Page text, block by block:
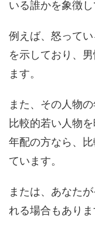
いる誰かを象徴
例えば、怒って
を示しており、
ます。
また、その人物
比較的若い人物を
年配の方なら、
ています。
または、あなた
れる場合もありま